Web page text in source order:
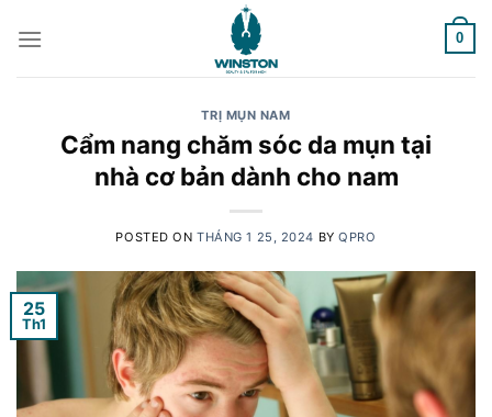
0
TRỊ MỤN NAM
Cẩm nang chăm sóc da mụn tại
nhà cơ bản dành cho nam
POSTED ONTHÁNG 1 25, 2024 BYQPRO
25
Th1